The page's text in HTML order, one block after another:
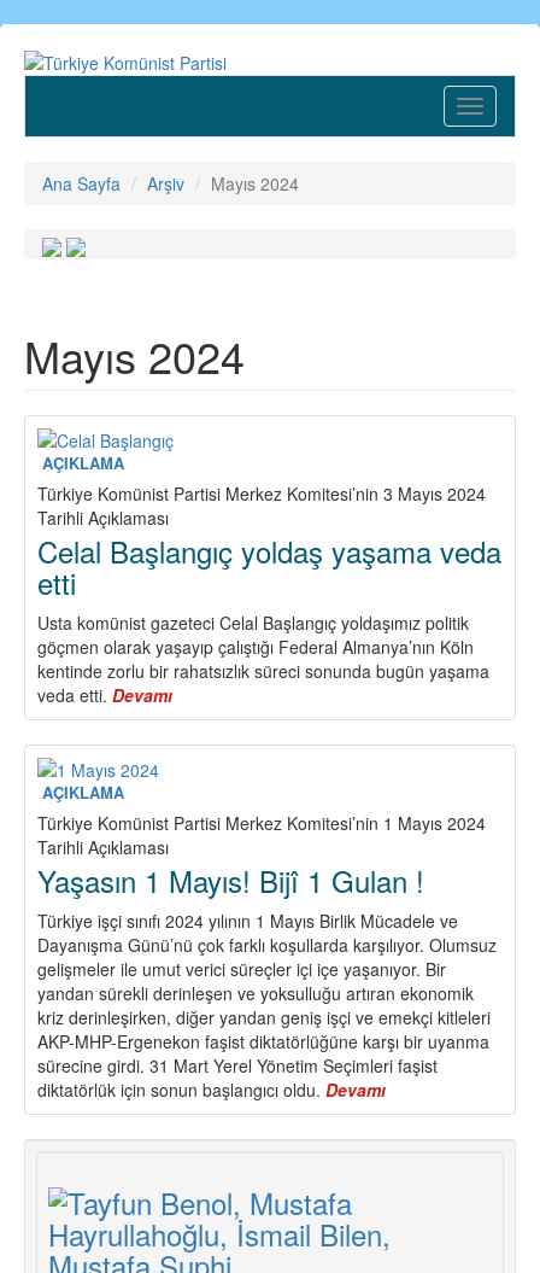
Ana
içeriğe
Toggle
Ana Sayfa Arşiv Mayıs 2024
Mayıs 2024
AÇIKLAMA
Türkiye Komünist Partisi Merkez Komitesi’nin 3 Mayıs 2024
Tarihli Açıklaması
Celal Başlangıç yoldaş yaşama veda
etti
Usta komünist gazeteci Celal Başlangıç yoldaşımız politik
göçmen olarak yaşayıp çalıştığı Federal Almanya’nın Köln
kentinde zorlu bir rahatsızlık süreci sonunda bugün yaşama
veda etti. Devamı
Celal
Başlangıç
veda
AÇIKLAMA
Türkiye Komünist Partisi Merkez Komitesi’nin 1 Mayıs 2024
Tarihli Açıklaması
Yaşasın 1 Mayıs! Bijî 1 Gulan !
Türkiye işçi sınıfı 2024 yılının 1 Mayıs Birlik Mücadele ve
Dayanışma Günü’nü çok farklı koşullarda karşılıyor. Olumsuz
gelişmeler ile umut verici süreçler içi içe yaşanıyor. Bir
yandan sürekli derinleşen ve yoksulluğu artıran ekonomik
kriz derinleşirken, diğer yandan geniş işçi ve emekçi kitleleri
AKP-MHP-Ergenekon faşist diktatörlüğüne karşı bir uyanma
sürecine girdi. 31 Mart Yerel Yönetim Seçimleri faşist
diktatörlük için sonun başlangıcı oldu. Devamı
Yaşasın
1
!